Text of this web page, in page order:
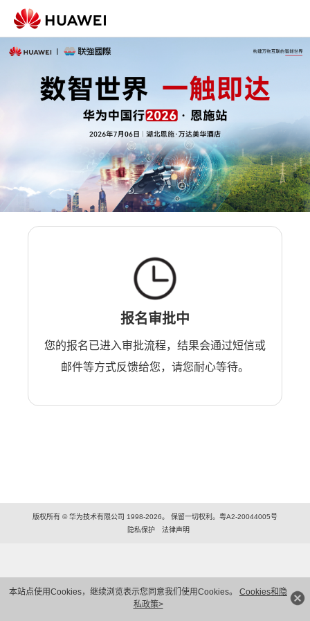
本站点使用Cookies，继续浏览表示您同意我们使用Cookies。 Cookies和隐
私政策>
报名审批中
您的报名已进入审批流程，结果会通过短信或
邮件等方式反馈给您，请您耐心等待。
版权所有 © 华为技术有限公司 1998-2026。 保留一切权利。粤A2-20044005号
隐私保护
法律声明